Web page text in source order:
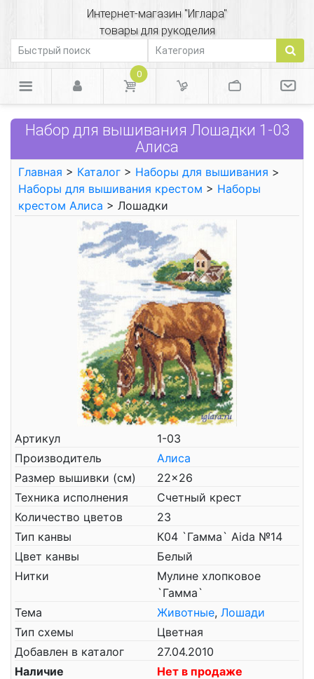
Интернет-магазин "Иглара"
товары для рукоделия
0
Набор для вышивания Лошадки 1-03
Алиса
Главная > Каталог > Наборы для вышивания >
Наборы для вышивания крестом > Наборы
крестом Алиса > Лошадки
Артикул
1-03
Производитель
Алиса
Размер вышивки (см)
22x26
Техника исполнения
Счетный крест
Количество цветов
23
Тип канвы
К04 `Гамма` Aida №14
Цвет канвы
Белый
Нитки
Мулине хлопковое
`Гамма`
Тема
Животные, Лошади
Тип схемы
Цветная
Добавлен в каталог
27.04.2010
Наличие
Нет в продаже